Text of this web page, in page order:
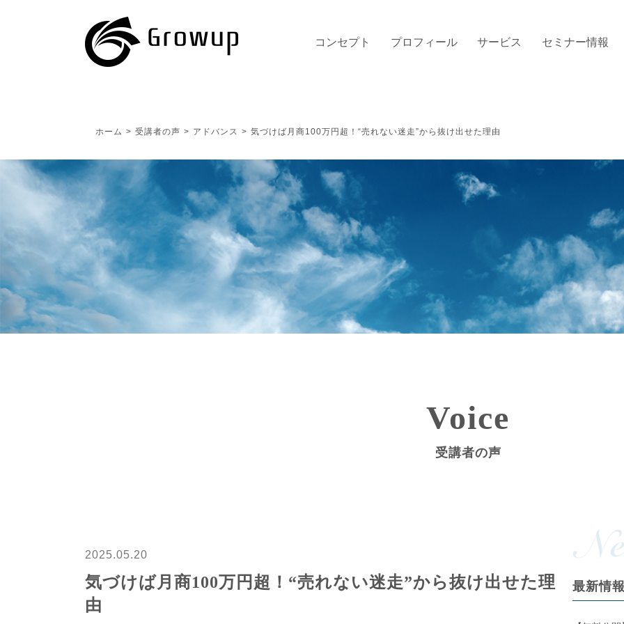
コンセプト プロフィール サービス セミナー情報
ホーム > 受講者の声 > アドバンス > 気づけば月商100万円超！“売れない迷走”から抜け出せた理由
Voice
受講者の声
2025.05.20
気づけば月商100万円超！“売れない迷走”から抜け出せた理
由
最新情